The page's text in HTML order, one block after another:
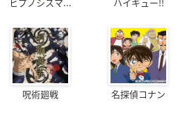
呪術廻戦 名探偵コナン